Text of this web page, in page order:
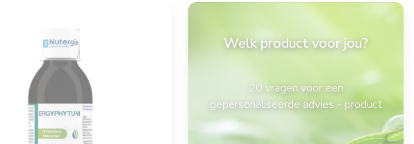
Welk product voor jou?
20 vragen voor een
gepersonaliseerde advies - product